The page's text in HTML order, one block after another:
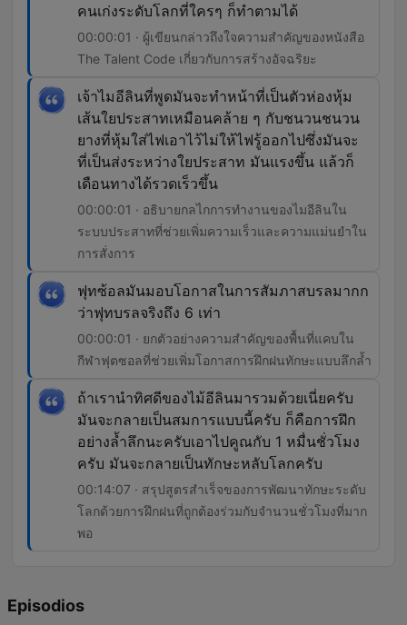
คนเก่งระดับโลกที่ใครๆ ก็ทำตามได้
00:00:01 · ผู้เขียนกล่าวถึงใจความสำคัญของหนังสือ
The Talent Code เกี่ยวกับการสร้างอัจฉริยะ
เจ้าไมอีลินที่พูดมันจะทำหน้าที่เป็นตัวห่องหุ้ม
เส้นใยประสาทเหมือนคล้าย ๆ กับชนวนชนวน
ยางที่หุ้มใส่ไฟเอาไว้ไม่ให้ไฟรู้ออกไปซึ่งมันจะ
ที่เป็นส่งระหว่างใยประสาท มันแรงขึ้น แล้วก็
เดือนทางได้รวดเร็วขึ้น
00:00:01 · อธิบายกลไกการทำงานของไมอีลินใน
ระบบประสาทที่ช่วยเพิ่มความเร็วและความแม่นยำใน
การสั่งการ
ฟุทซ้อลมันมอบโอกาสในการสัมภาสบรลมากก
ว่าฟุทบรลจริงถึง 6 เท่า
00:00:01 · ยกตัวอย่างความสำคัญของพื้นที่แคบใน
กีฬาฟุตซอลที่ช่วยเพิ่มโอกาสการฝึกฝนทักษะแบบลึกล้ำ
ถ้าเรานำทิศดีของไม้อีลินมารวมด้วยเนี่ยครับ
มันจะกลายเป็นสมการแบบนี้ครับ ก็คือการฝึก
อย่างล้ำลึกนะครับเอาไปคูณกับ 1 หมื่นชั่วโมง
ครับ มันจะกลายเป็นทักษะหลับโลกครับ
00:14:07 · สรุปสูตรสำเร็จของการพัฒนาทักษะระดับ
โลกด้วยการฝึกฝนที่ถูกต้องร่วมกับจำนวนชั่วโมงที่มาก
พอ
Episodios